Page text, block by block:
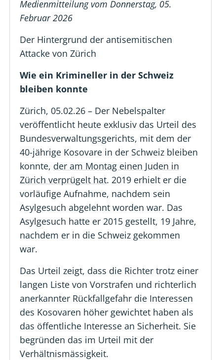
Medienmitteilung vom Donnerstag, 05.
Februar 2026
Der Hintergrund der antisemitischen
Attacke von Zürich
Wie ein Krimineller in der Schweiz
bleiben konnte
Zürich, 05.02.26 – Der Nebelspalter
veröffentlicht heute exklusiv das Urteil des
Bundesverwaltungsgerichts, mit dem der
40-jährige Kosovare in der Schweiz bleiben
konnte, der am Montag einen Juden in
Zürich verprügelt hat. 2019 erhielt er die
vorläufige Aufnahme, nachdem sein
Asylgesuch abgelehnt worden war. Das
Asylgesuch hatte er 2015 gestellt, 19 Jahre,
nachdem er in die Schweiz gekommen
war.
Das Urteil zeigt, dass die Richter trotz einer
langen Liste von Vorstrafen und richterlich
anerkannter Rückfallgefahr die Interessen
des Kosovaren höher gewichtet haben als
das öffentliche Interesse an Sicherheit. Sie
begründen das im Urteil mit der
Verhältnismässigkeit.